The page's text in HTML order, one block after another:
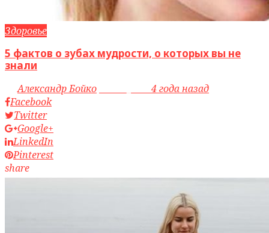
Здоровье
5 фактов о зубах мудрости, о которых вы не
знали
byАлександр Бойко
4 года назад
Facebook
Twitter
Google+
LinkedIn
Pinterest
share